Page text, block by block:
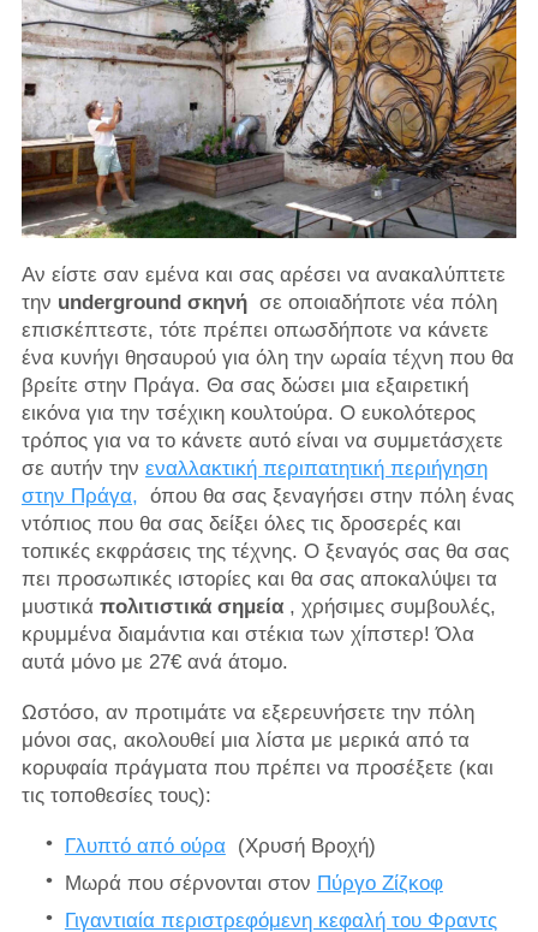
Αν είστε σαν εμένα και σας αρέσει να ανακαλύπτετε
την underground σκηνήσε οποιαδήποτε νέα πόλη
επισκέπτεστε, τότε πρέπει οπωσδήποτε να κάνετε
ένα κυνήγι θησαυρού για όλη την ωραία τέχνη που θα
βρείτε στην Πράγα. Θα σας δώσει μια εξαιρετική
εικόνα για την τσέχικη κουλτούρα. Ο ευκολότερος
τρόπος για να το κάνετε αυτό είναι να συμμετάσχετε
σε αυτήν την εναλλακτική περιπατητική περιήγηση
στην Πράγα, όπου θα σας ξεναγήσει στην πόλη ένας
ντόπιος που θα σας δείξει όλες τις δροσερές και
τοπικές εκφράσεις της τέχνης. Ο ξεναγός σας θα σας
πει προσωπικές ιστορίες και θα σας αποκαλύψει τα
μυστικά πολιτιστικά σημεία, χρήσιμες συμβουλές,
κρυμμένα διαμάντια και στέκια των χίπστερ! Όλα
αυτά μόνο με 27€ ανά άτομο.
Ωστόσο, αν προτιμάτε να εξερευνήσετε την πόλη
μόνοι σας, ακολουθεί μια λίστα με μερικά από τα
κορυφαία πράγματα που πρέπει να προσέξετε (και
τις τοποθεσίες τους):
Γλυπτό από ούρα(Χρυσή Βροχή)
Μωρά που σέρνονται στον Πύργο Ζίζκοφ
Γιγαντιαία περιστρεφόμενη κεφαλή του Φραντς